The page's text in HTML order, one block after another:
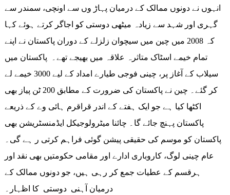
انہوں نے دونوں ممالک کے درمیان پہاڑ وں سے اونچی، سمندر سے
گہری اور شہد سے زیادہ میٹھی دوستی کو اجاگر کرتے ہوئے کہا
کہ 2008 میں چین میں سیچوان زلزلے کے دوران پاکستان نے اپنے
تمام خیمے اسٹاک متاثرہ علاقہ میں بھیجے تھے۔ پاکستان میں
سیلاب کے آغاز پر، چینی فوجی طیارے امداد کے لیے 3000 خیمے لے
کر گئے۔ چین نے پاکستان کی ضرورت کے مطابق 200 ٹن پیاز بھی
اکٹھا کیا ہے جو ایک ہفتے کے اندر قراقرم ہائی وے کے ذریعے
پاکستان پہنچ جائے گا۔ چائنا میٹرولوجیکل ایڈمنسٹریشن بھی
پاکستان کو موسم کی حقیقی پیشن گوئی فراہم کرتی ر ہے گی۔
عام چینی لوگ، کاروباری ادارے اور مقامی حکومتیں بھی نقد اور
ہرقسم کے عطیات جمع کر رہی ہیں، جو دونوں ممالک کے
درمیان آہنی دوستی کا اظہار۔